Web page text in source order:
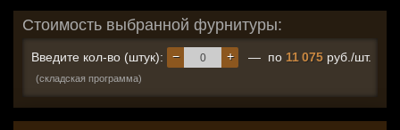
Стоимость выбранной фурнитуры:
Введите кол-во (штук): +
− — по 11 075 руб./шт.
(складская программа)